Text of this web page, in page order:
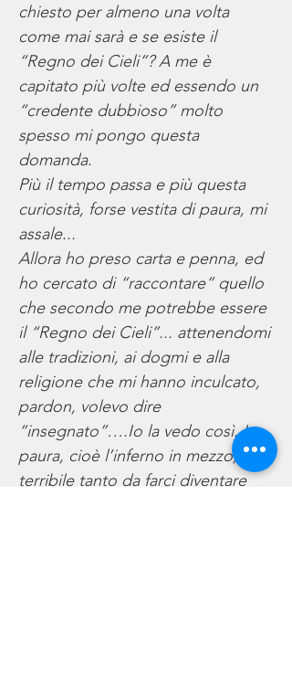
chiesto per almeno una volta
come mai sarà e se esiste il
“Regno dei Cieli”? A me è
capitato più volte ed essendo un
“credente dubbioso” molto
spesso mi pongo questa
domanda.
Più il tempo passa e più questa
curiosità, forse vestita di paura, mi
assale...
Allora ho preso carta e penna, ed
ho cercato di “raccontare” quello
che secondo me potrebbe essere
il “Regno dei Cieli”... attenendomi
alle tradizioni, ai dogmi e alla
religione che mi hanno inculcato,
pardon, volevo dire
“insegnato”….Io la vedo così. La
paura, cioè l’inferno in mezzo, è
terribile tanto da farci diventare